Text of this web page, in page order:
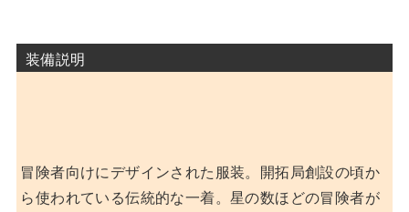
装備説明
冒険者向けにデザインされた服装。開拓局創設の頃か
ら使われている伝統的な一着。星の数ほどの冒険者が